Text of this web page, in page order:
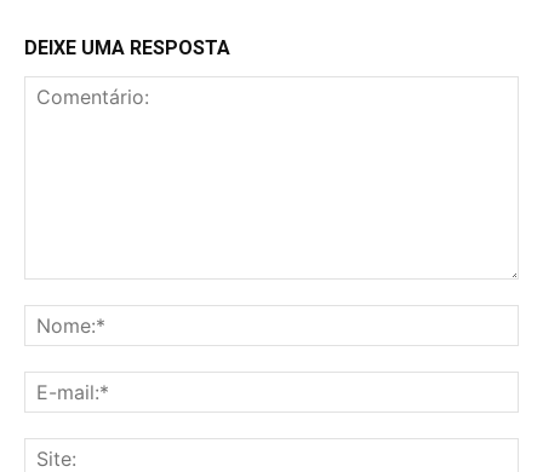
DEIXE UMA RESPOSTA